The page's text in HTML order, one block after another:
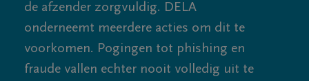
de afzender zorgvuldig. DELA
onderneemt meerdere acties om dit te
voorkomen. Pogingen tot phishing en
fraude vallen echter nooit volledig uit te